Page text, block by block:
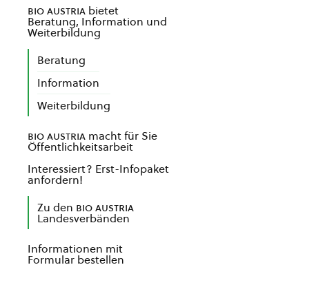
bio austria bietet
Beratung, Information und
Weiterbildung
Beratung
Information
Weiterbildung
bio austria macht für Sie
Öffentlichkeitsarbeit
Interessiert? Erst-Infopaket
anfordern!
Zu den bio austria
Landesverbänden
Informationen mit
Formular bestellen